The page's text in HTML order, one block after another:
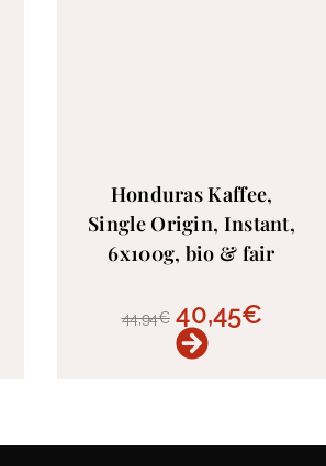
Honduras Kaffee,
Single Origin, Instant,
6x100g, bio & fair
44,94€ 40,45€